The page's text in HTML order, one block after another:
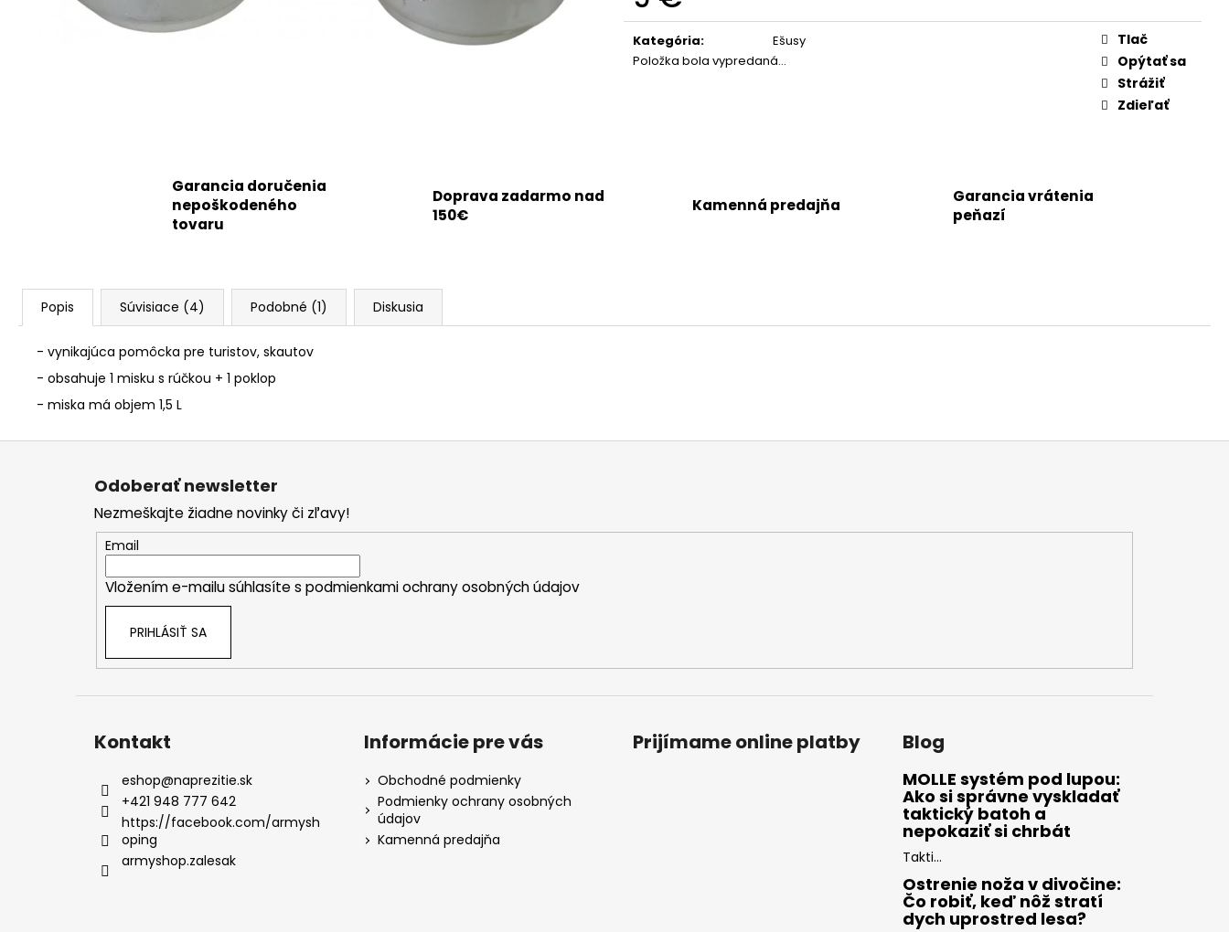
Jednotková
cena:
Kategória:
Ešusy
Položka bola vypredaná…
Tlač
Opýtať sa
Strážiť
Zdieľať
Garancia doručenia
nepoškodeného
tovaru
Doprava zadarmo nad
150€
Kamenná predajňa
Garancia vrátenia
peňazí
Popis Súvisiace (4) Podobné (1) Diskusia
- vynikajúca pomôcka pre turistov, skautov
- obsahuje 1 misku s rúčkou + 1 poklop
- miska má objem 1,5 L
Z
Odoberať newsletter
Nezmeškajte žiadne novinky či zľavy!
Email
Vložením e-mailu súhlasíte s podmienkami ochrany osobných údajov
PRIHLÁSIŤ SA
Kontakt
eshop@naprezitie.sk
+421 948 777 642
https://facebook.com/armysh
oping
armyshop.zalesak
Informácie pre vás
Obchodné podmienky
Podmienky ochrany osobných
údajov
Kamenná predajňa
Prijímame online platby Blog
MOLLE systém pod lupou:
Ako si správne vyskladať
taktický batoh a
nepokaziť si chrbát
Takti...
Ostrenie noža v divočine:
Čo robiť, keď nôž stratí
dych uprostred lesa?